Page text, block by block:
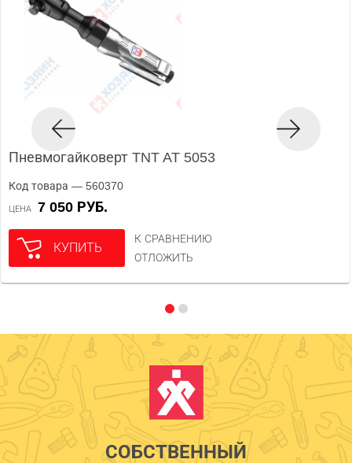
Пневмогайковерт TNT AT 5053
Код товара — 560370
ЦЕНА 7 050 РУБ.
КУПИТЬ
К СРАВНЕНИЮ
ОТЛОЖИТЬ
СОБСТВЕННЫЙ